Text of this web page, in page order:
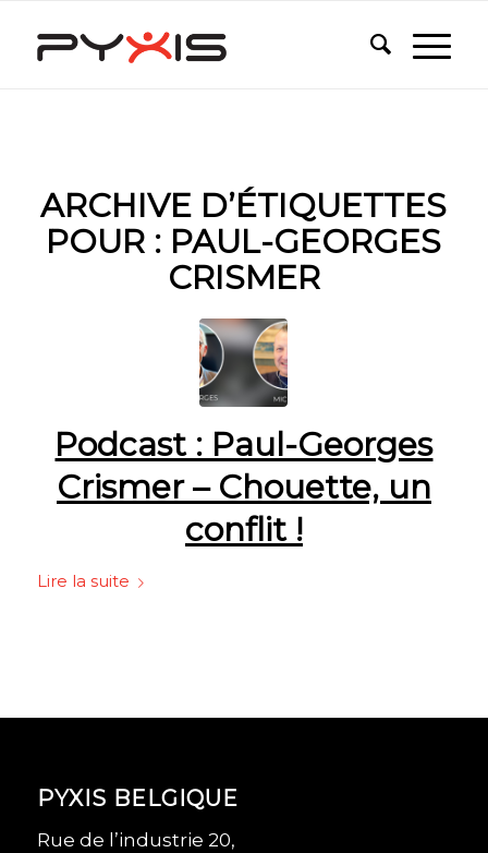
ARCHIVE D’ÉTIQUETTES
POUR : PAUL-GEORGES
CRISMER
Podcast : Paul-Georges
Crismer – Chouette, un
conflit !
Lire la suite
PYXIS BELGIQUE
Rue de l’industrie 20,